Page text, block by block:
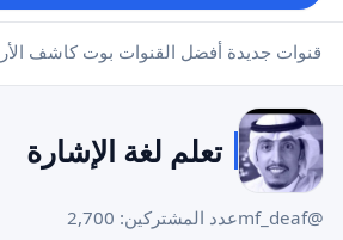
قنوات جديدة أفضل القنوات بوت كاشف
تعلم لغة الإشارة
@mf_deaf عدد المشتركين: 2,700